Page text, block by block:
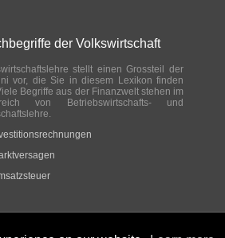
der Volkswirtschaft
stellt einen Grossteil der
vor, die Sie in diesem Lexikon finden
Begriffe aus der Finanzwelt stehen im
von Betriebswirtschafts- und